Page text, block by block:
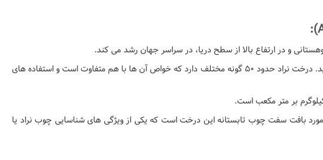
و در ارتفاع بالا از سطح دریا، در سراسر جهان رشد می کند.
ولی با این وجود، تقریبا در تمامی مناطق آب و هوایی توانایی رشد دارد؛ احتمالا شما هم تجربه مواجه با کاج ها را در شهرهای مختلف داشته اید. درخت نراد حدود ۵۰ گونه مختلف دارد که خواص آن ها با هم متفاوت است و استفاده های
بافت سفت چوب تابستانه این درخت است که یکی از ویژگی های شناسایی چوب نراد یا